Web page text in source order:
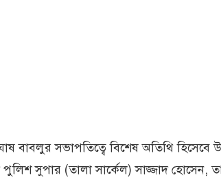
বাবলুর সভাপতিত্বে বিশেষ অতিথি হিসেবে
সুপার (তালা সার্কেল) সাজ্জাদ হোসেন,